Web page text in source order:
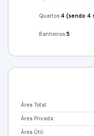
Quartos:4 (sendo 4
Banheiros:5
Área Total:
Área Privada:
Área Útil: